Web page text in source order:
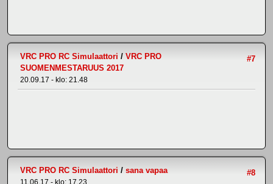
#7
VRC PRO RC Simulaattori / VRC PRO
SUOMENMESTARUUS 2017
20.09.17 - klo: 21.48
#8
VRC PRO RC Simulaattori / sana vapaa
11.06.17 - klo: 17.23